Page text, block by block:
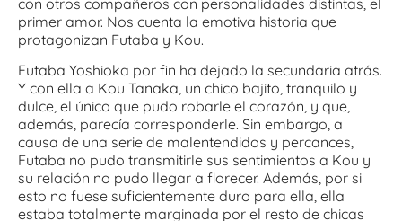
primer amor. Nos cuenta la emotiva historia que
protagonizan Futaba y Kou.
Futaba Yoshioka por fin ha dejado la secundaria atrás.
Y con ella a Kou Tanaka, un chico bajito, tranquilo y
dulce, el único que pudo robarle el corazón, y que,
además, parecí­a corresponderle. Sin embargo, a
causa de una serie de malentendidos y percances,
Futaba no pudo transmitirle sus sentimientos a Kou y
su relación no pudo llegar a florecer. Además, por si
esto no fuese suficientemente duro para ella, ella
estaba totalmente marginada por el resto de chicas